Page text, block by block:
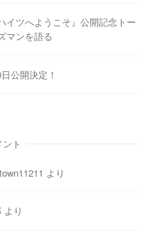
イツへようこそ』公開記念トー
マンを語る
公開決定！
ト
より
より